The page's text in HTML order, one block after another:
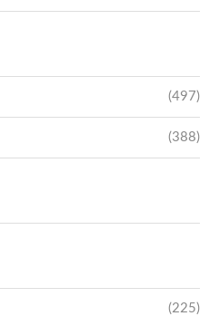
(497)
(388)
(225)